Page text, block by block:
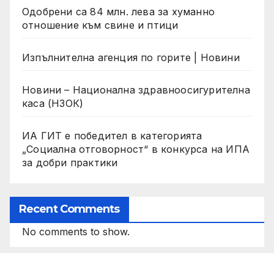
Одобрени са 84 млн. лева за хуманно
отношение към свине и птици
Изпълнителна агенция по горите | Новини
Новини – Национална здравноосигурителна
каса (НЗОК)
ИА ГИТ е победител в категорията
„Социална отговорност“ в конкурса на ИПА
за добри практики
Recent Comments
No comments to show.